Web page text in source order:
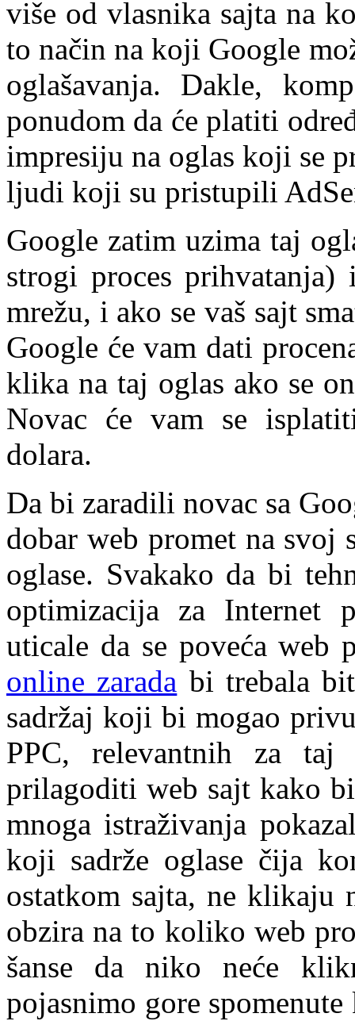
više od vlasnika sajta na
to način na koji Google
oglašavanja. Dakle,
ponudom da će platiti
impresiju na oglas koji se
ljudi koji su pristupili
Google zatim uzima taj
strogi proces
mrežu, i ako se vaš sajt
Google će vam dati
klika na taj oglas ako se
Novac će vam se
dolara.
Da bi zaradili novac sa
dobar web promet na
oglase. Svakako da bi
optimizacija za Internet
uticale da se poveća web
online zarada bi trebala
sadržaj koji bi mogao
PPC, relevantnih za
prilagoditi web sajt kako
mnoga istraživanja
koji sadrže oglase čija
ostatkom sajta, ne klikaju
obzira na to koliko web
šanse da niko neće
pojasnimo gore spomenute